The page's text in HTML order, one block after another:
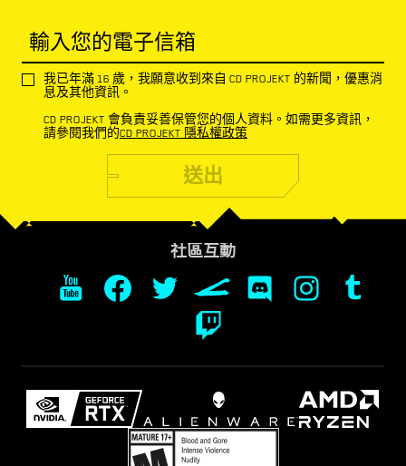
輸入您的電子信箱
我已年滿 16 歲，我願意收到來自 CD PROJEKT 的新聞，優惠消
息及其他資訊。
CD PROJEKT 會負責妥善保管您的個人資料。如需更多資訊，
請參閱我們的CD PROJEKT 隱私權政策
送出
社區互動